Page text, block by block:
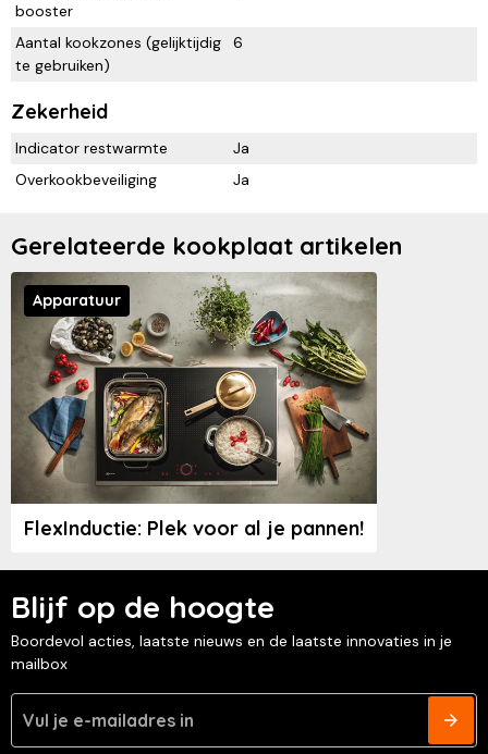
booster
Aantal kookzones (gelijktijdig
te gebruiken)
6
Zekerheid
Indicator restwarmte
Ja
Overkookbeveiliging
Ja
Gerelateerde kookplaat artikelen
FlexInductie: Plek voor al je pannen!
Apparatuur
Blijf op de hoogte
Boordevol acties, laatste nieuws en de laatste innovaties in je
mailbox